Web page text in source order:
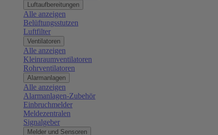
Luftaufbereitungen
Alle anzeigen
Belüftungsstutzen
Luftfilter
Ventilatoren
Alle anzeigen
Kleinraumventilatoren
Rohrventilatoren
Alarmanlagen
Alle anzeigen
Alarmanlagen-Zubehör
Einbruchmelder
Meldezentralen
Signalgeber
Melder und Sensoren